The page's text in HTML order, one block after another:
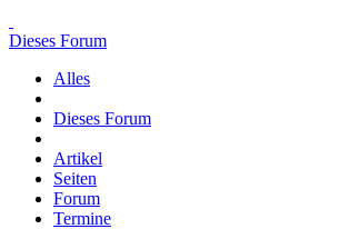
Dieses Forum
Alles
Dieses Forum
Artikel
Seiten
Forum
Termine